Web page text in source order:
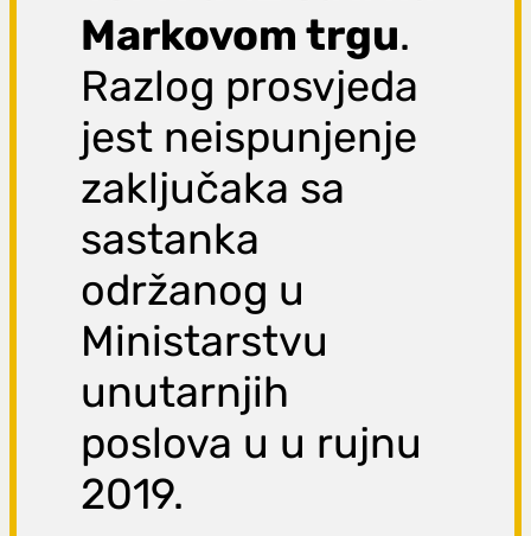
Markovom trgu.
Razlog prosvjeda
jest neispunjenje
zaključaka sa
sastanka
održanog u
Ministarstvu
unutarnjih
poslova u u rujnu
2019.